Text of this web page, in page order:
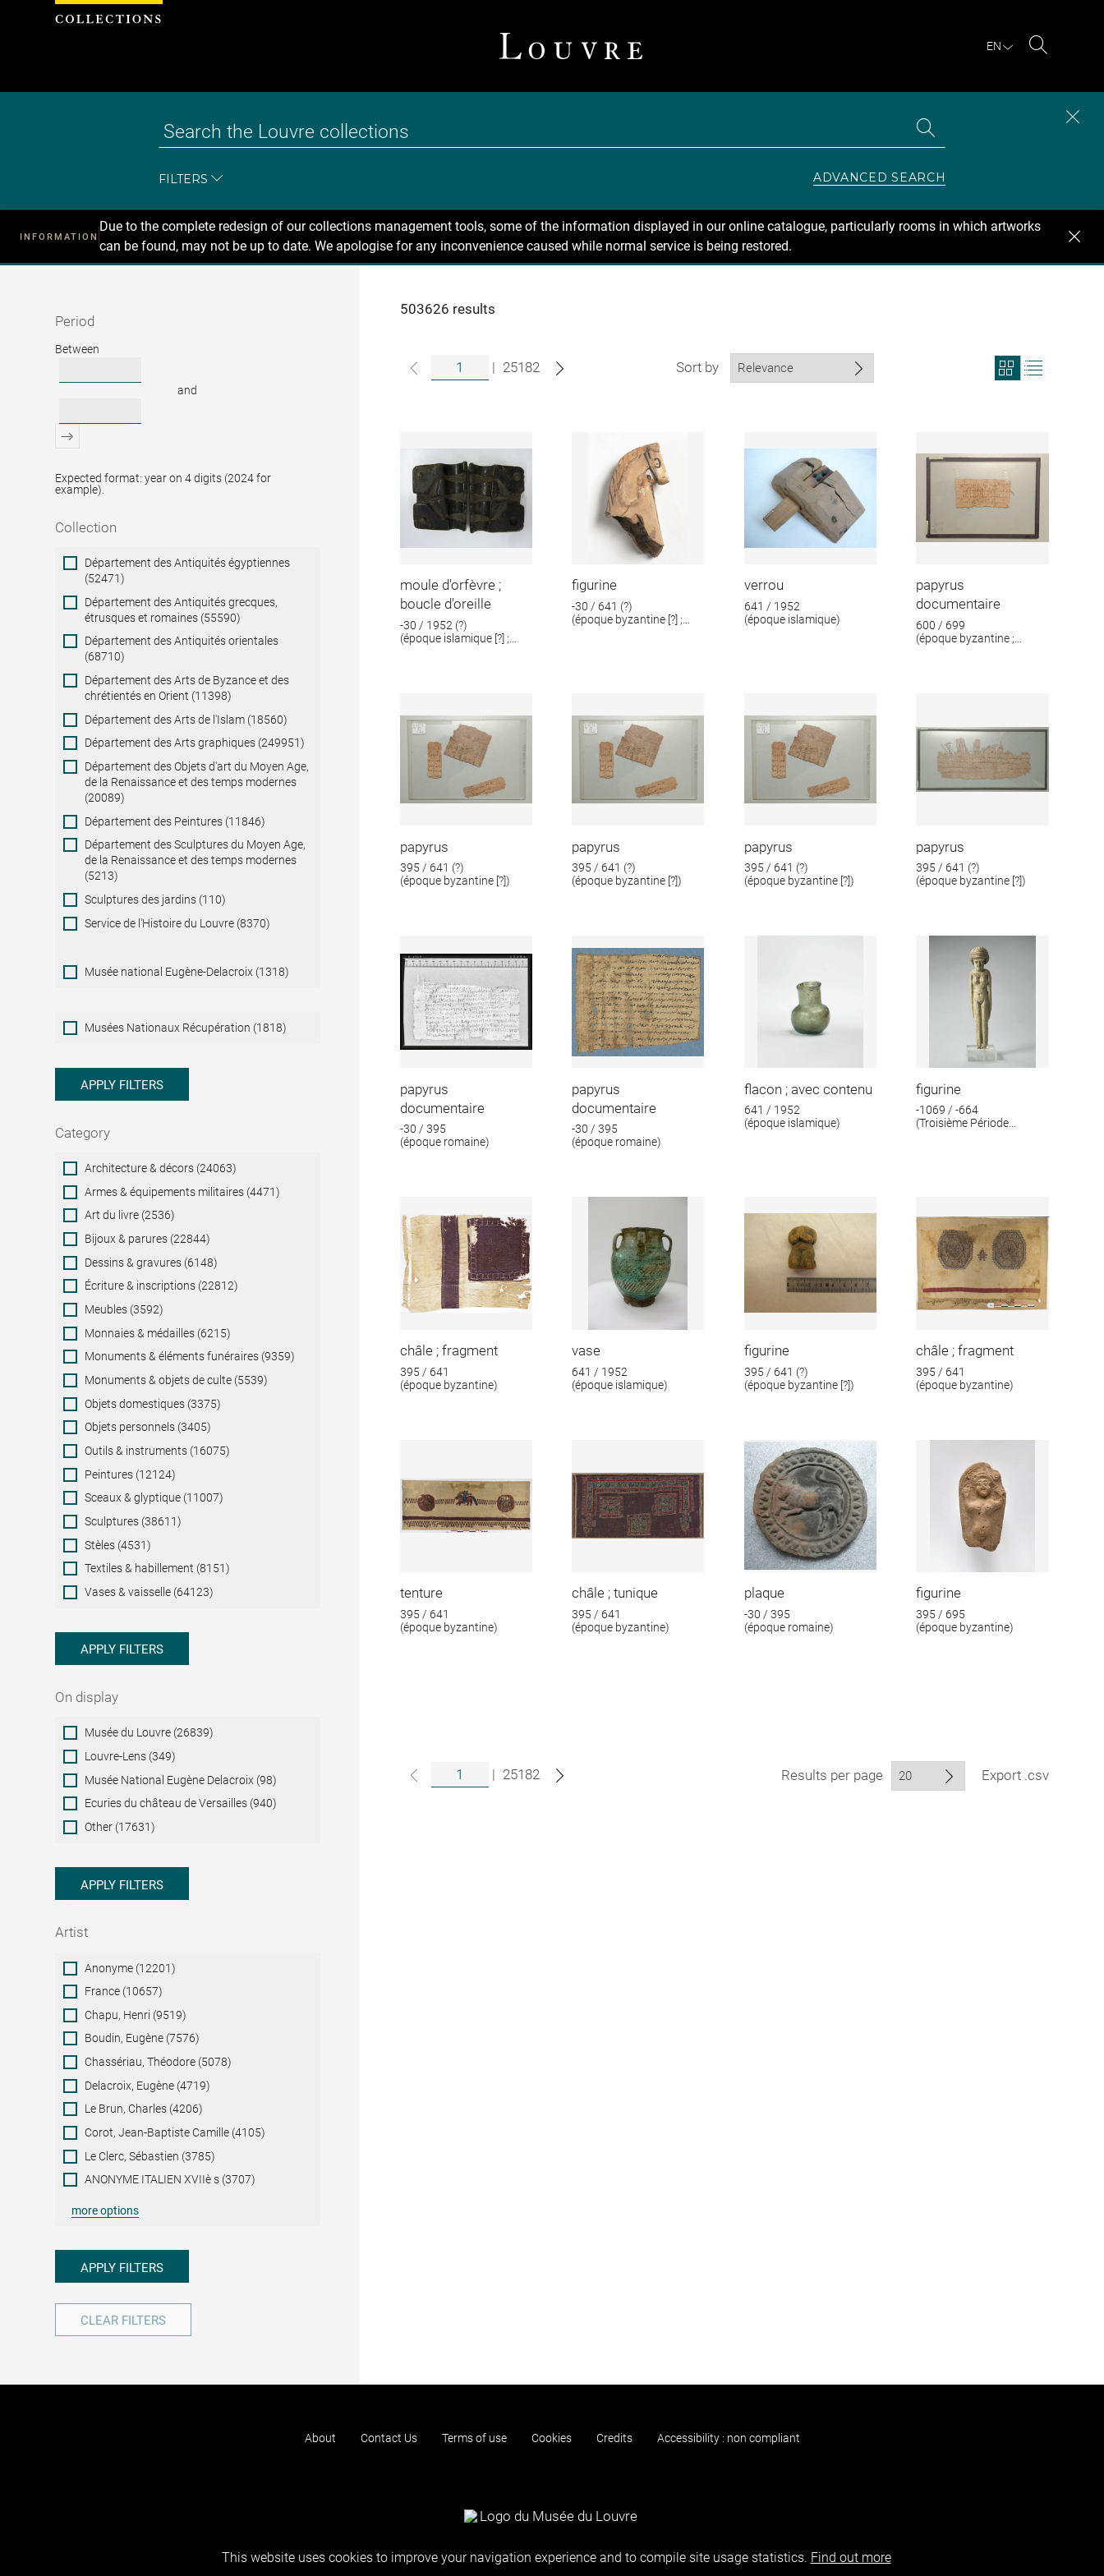
EN
FILTERS ADVANCED SEARCH
INFORMATION
Due to the complete redesign of our collections management tools, some of the information displayed in our online catalogue, particularly rooms in which artworks
can be found, may not be up to date. We apologise for any inconvenience caused while normal service is being restored.
Recherche
Period
Period
Between
and
Expected format: year on 4 digits (2024 for
example).
Collection
Collection
Département des Antiquités égyptiennes
(52471)
Département des Antiquités grecques,
étrusques et romaines (55590)
Département des Antiquités orientales
(68710)
Département des Arts de Byzance et des
chrétientés en Orient (11398)
Département des Arts de l'Islam (18560)
Département des Arts graphiques (249951)
Département des Objets d'art du Moyen Age,
de la Renaissance et des temps modernes
(20089)
Département des Peintures (11846)
Département des Sculptures du Moyen Age,
de la Renaissance et des temps modernes
(5213)
Sculptures des jardins (110)
Service de l'Histoire du Louvre (8370)
Musée national Eugène-Delacroix (1318)
Musées
Nationaux
Musées Nationaux Récupération (1818)
APPLY FILTERS
Category
Category
Architecture & décors (24063)
Armes & équipements militaires (4471)
Art du livre (2536)
Bijoux & parures (22844)
Dessins & gravures (6148)
Écriture & inscriptions (22812)
Meubles (3592)
Monnaies & médailles (6215)
Monuments & éléments funéraires (9359)
Monuments & objets de culte (5539)
Objets domestiques (3375)
Objets personnels (3405)
Outils & instruments (16075)
Peintures (12124)
Sceaux & glyptique (11007)
Sculptures (38611)
Stèles (4531)
Textiles & habillement (8151)
Vases & vaisselle (64123)
APPLY FILTERS
On display
On
display
Musée du Louvre (26839)
Louvre-Lens (349)
Musée National Eugène Delacroix (98)
Ecuries du château de Versailles (940)
Other (17631)
APPLY FILTERS
Artist
ArtistAnonyme (12201)
France (10657)
Chapu, Henri (9519)
Boudin, Eugène (7576)
Chassériau, Théodore (5078)
Delacroix, Eugène (4719)
Le Brun, Charles (4206)
Corot, Jean-Baptiste Camille (4105)
Le Clerc, Sébastien (3785)
ANONYME ITALIEN XVIIè s (3707)
more options
APPLY FILTERS
CLEAR FILTERS
503626 results
| 25182 Sort by
View
search
moule d'orfèvre ;
boucle d'oreille
-30 / 1952 (?)
(époque islamique [?] ;
figurine
-30 / 641 (?)
(époque byzantine [?] ;
verrou
641 / 1952
(époque islamique)
papyrus
documentaire
600 / 699
(époque byzantine ;
papyrus
395 / 641 (?)
(époque byzantine [?])
papyrus
395 / 641 (?)
(époque byzantine [?])
papyrus
395 / 641 (?)
(époque byzantine [?])
papyrus
395 / 641 (?)
(époque byzantine [?])
papyrus
documentaire
-30 / 395
(époque romaine)
papyrus
documentaire
-30 / 395
(époque romaine)
flacon ; avec contenu
641 / 1952
(époque islamique)
figurine
-1069 / -664
(Troisième Période
châle ; fragment
395 / 641
(époque byzantine)
vase
641 / 1952
(époque islamique)
figurine
395 / 641 (?)
(époque byzantine [?])
châle ; fragment
395 / 641
(époque byzantine)
tenture
395 / 641
(époque byzantine)
châle ; tunique
395 / 641
(époque byzantine)
plaque
-30 / 395
(époque romaine)
figurine
395 / 695
(époque byzantine)
| 25182 Results per page Export .csv
About Contact Us Terms of use Cookies Credits Accessibility : non compliant
Cookies management panel
This website uses cookies to improve your navigation experience and to compile site usage statistics. Find out more